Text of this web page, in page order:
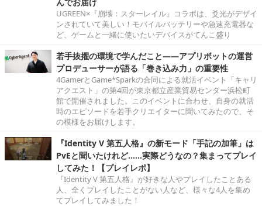
UGREEN×『崩壊：スターレイル』コラボは、爻光がデザイ
ンされていて美しい！モバイルバッテリーや急速充電器な
ど、ゲームと一緒に使いたいデバイスがてんこ盛り
若手抜擢の環境で学んだこと――アプリボットの運営
プロデューサーが語る「巻き込み力」の重要性
4GamerとGame*Sparkの合同による就活イベント「キャリ
アクエスト」の第4回が東京都立産業貿易センター浜松町
館で開催されました。このイベントに合わせ、自身の就活
時のエピソードを若手クリエイターに聞いてみたので、そ
の模様をお届けします。
『Identity V 第五人格』の新モード「手記の加筆」は
PvEと聞いたけれど……実際どうなの？集まってプレイ
してみた！【プレイレポ】
『Identity V 第五人格』が好きな人やプレイしたことある
人、全くプレイしたことがない人など、様々な4人を集め
てプレイしてみました！